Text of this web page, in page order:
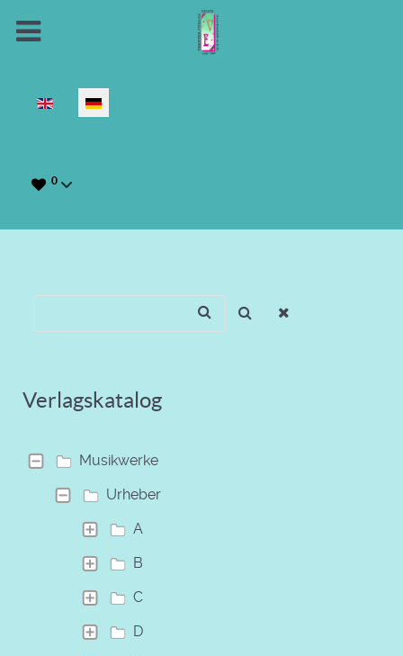
Sprache auswählen
0
Verlagskatalog
Musikwerke
Urheber
A
B
C
D